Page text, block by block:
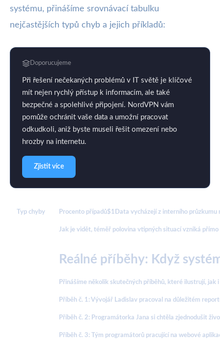
systému, přinášíme srovnávací tabulku
nejčastějších typů chyb a jejich příkladů:
Doporucujeme
Při řešení nečekaných problémů v IT světě je klíčové
mít nejen rychlý přístup k informacím, ale také
bezpečné a spolehlivé připojení. NordVPN vám
pomůže ochránit vaše data a umožní pracovat
odkudkoli, aniž byste museli řešit omezení nebo
hrozby na internetu.
Zjistit více
Typ chyby Procento případů$1Data vycházejí z interního
Jak je vidět, téměř polovina vtipných situací vzniká
Reálné příběhy: Když
Přinášíme několik skutečných příběhů, které ilustrují,
Příběh č. 1: Vývojář Ladislav pracoval na důležitém
Příběh č. 2: Programátorka Jana si chtěla zjednodušit
Příběh č. 3: Tým programátorů pracující na webové